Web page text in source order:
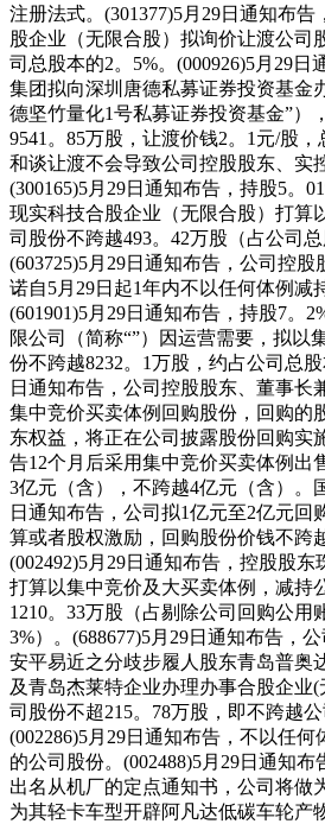
注册法式。(301377)5月29日通知布
股企业（无限合股）拟询价让渡公司
司总股本的2。5%。(000926)5月29日
集团拟向深圳唐德私募证券投资基金
德坚竹量化1号私募证券投资基金”）
9541。85万股，让渡价钱2。1元/股
和谈让渡不会导致公司控股股东、实
(300165)5月29日通知布告，持股5。
现实科技合股企业（无限合股）打算
司股份不跨越493。42万股（占公司总
(603725)5月29日通知布告，公司控
诺自5月29日起1年内不以任何体例减
(601901)5月29日通知布告，持股7。
限公司（简称“”）因运营需要，拟以
份不跨越8232。1万股，约占公司总股
日通知布告，公司控股股东、董事长
集中竞价买卖体例回购股份，回购的
东权益，将正在公司披露股份回购实
告12个月后采用集中竞价买卖体例出
3亿元（含），不跨越4亿元（含）。
日通知布告，公司拟1亿元至2亿元回
算或者股权激励，回购股份价钱不跨
(002492)5月29日通知布告，控股股东
打算以集中竞价及大买卖体例，减持
1210。33万股（占剔除公司回购公用
3%）。(688677)5月29日通知布告，
安平易近之分歧步履人股东青岛普奥
及青岛杰莱特企业办理办事合股企业
司股份不超215。78万股，即不跨越公
(002286)5月29日通知布告，不以任
的公司股份。(002488)5月29日通知
出名从机厂的定点通知书，公司将做
为其轻卡车型开辟阿凡达低碳车轮产